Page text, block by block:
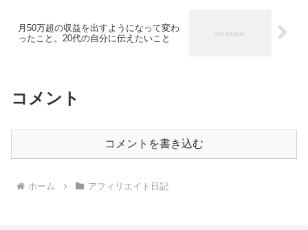
月50万超の収益を出すようになって変わ
ったこと。20代の自分に伝えたいこと
コメント
コメントを書き込む
ホーム アフィリエイト日記